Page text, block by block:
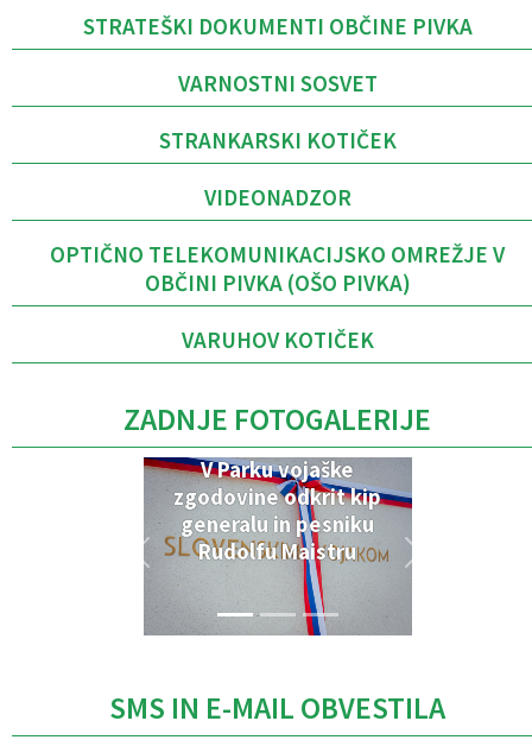
STRATEŠKI DOKUMENTI OBČINE PIVKA
VARNOSTNI SOSVET
STRANKARSKI KOTIČEK
VIDEONADZOR
OPTIČNO TELEKOMUNIKACIJSKO OMREŽJE V
OBČINI PIVKA (OŠO PIVKA)
VARUHOV KOTIČEK
ZADNJE FOTOGALERIJE
V Parku vojaške
zgodovine odkrit kip
generalu in pesniku
Rudolfu Maistru
SMS IN E-MAIL OBVESTILA